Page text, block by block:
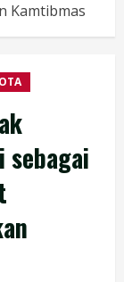
Kamtibmas
sebagai